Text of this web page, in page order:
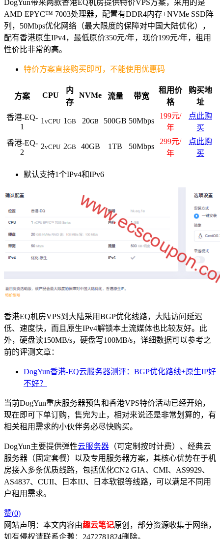
DogYun带来两款香港EQ机房提供特价VPS方案，采用的是
AMD EPYC™ 7003处理器，配置有DDR4内存+NVMe SSD阵
列，50Mbps优化网络（最大限度的保障对中国大陆优化），
配有香港原生IPv4，最低原价350元/年，现价199元/年，租用
性价比非常的高。
特价方案直接购买即可，不能使用优惠码
方案 CPU
内
存
NVMe 流量 带宽
租用价
格
购买地
址
香港-EQ-
1
1 vCPU 1 GB 20GB 500GB 50Mbps
199元/
年
点此购
买
香港-EQ-
2
2vCPU 2GB 40GB 1TB 50Mbps
299元/
年
点此购
买
默认支持1个IPv4和IPv6
香港EQ机房VPS到大陆采用BGP优化线路，大陆访问延迟
低、速度快，而且原生IPv4解锁本土流媒体也比较友好。此
外，硬盘读150MB/s，硬盘写100MB/s，详细数据可以参考之
前的评测文章：
DogYun香港-EQ云服务器测评：BGP优化路线+原生IP好
不好？
当前DogYun重庆服务器预售和香港VPS特价活动已经开始，
现在即可下单订购，售完为止，相对来说还是非常划算的，有
相关租用需求的小伙伴务必尽快购买。
DogYun主要提供弹性云服务器 （可定制按时计费）、经典云
服务器（固定套餐）以及专用服务器方案，其核心优势在于机
房接入多条优质线路，包括优化CN2 GIA、CMI、AS9929、
AS4837、CUII、日本IIJ、日本软银等线路，可以满足不同用
户租用需求。
赞(0)
网站声明：本文内容由趣云笔记原创，部分资源收集于网络，
如有侵权请联系企鹅：2472781824删除。